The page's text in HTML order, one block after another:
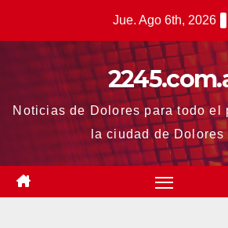
Jue. Ago 6th, 2026
Noticias de Dolores para todo el
la ciudad de Dolores